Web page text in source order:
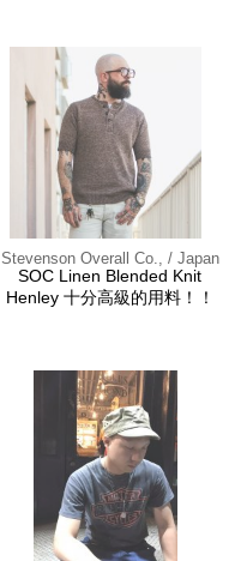
Stevenson Overall Co., / Japan
SOC Linen Blended Knit
Henley 十分高級的用料！！